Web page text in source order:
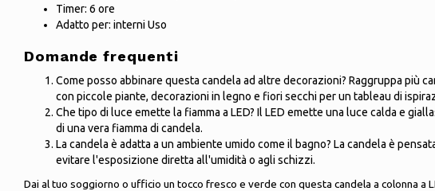
Timer: 6 ore
Adatto per: interni Uso
Domande frequenti
Come posso abbinare questa candela ad altre decorazioni? Raggruppa più
con piccole piante, decorazioni in legno e fiori secchi per un tableau di
Che tipo di luce emette la fiamma a LED? Il LED emette una luce calda e
di una vera fiamma di candela.
La candela è adatta a un ambiente umido come il bagno? La candela è
evitare l'esposizione diretta all'umidità o agli schizzi.
Dai al tuo soggiorno o ufficio un tocco fresco e verde con questa candela a colonna a